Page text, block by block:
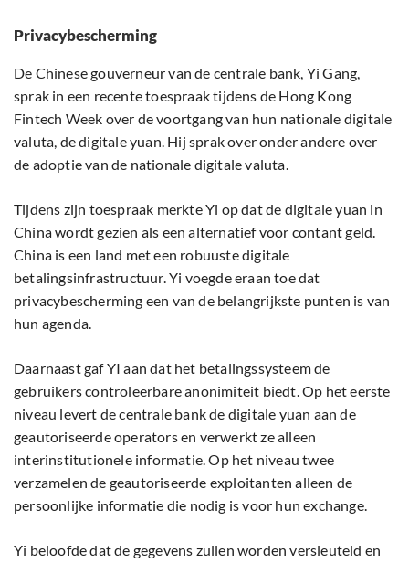
Privacybescherming
De Chinese gouverneur van de centrale bank, Yi Gang,
sprak in een recente toespraak tijdens de Hong Kong
Fintech Week over de voortgang van hun nationale digitale
valuta, de digitale yuan. Hij sprak over onder andere over
de adoptie van de nationale digitale valuta.
Tijdens zijn toespraak merkte Yi op dat de digitale yuan in
China wordt gezien als een alternatief voor contant geld.
China is een land met een robuuste digitale
betalingsinfrastructuur. Yi voegde eraan toe dat
privacybescherming een van de belangrijkste punten is van
hun agenda.
Daarnaast gaf YI aan dat het betalingssysteem de
gebruikers controleerbare anonimiteit biedt. Op het eerste
niveau levert de centrale bank de digitale yuan aan de
geautoriseerde operators en verwerkt ze alleen
interinstitutionele informatie. Op het niveau twee
verzamelen de geautoriseerde exploitanten alleen de
persoonlijke informatie die nodig is voor hun exchange.
Yi beloofde dat de gegevens zullen worden versleuteld en